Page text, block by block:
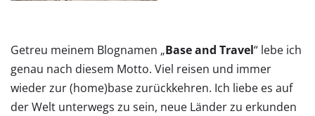
Getreu meinem Blognamen „Base and Travel“ lebe ich
genau nach diesem Motto. Viel reisen und immer
wieder zur (home)base zurückkehren. Ich liebe es auf
der Welt unterwegs zu sein, neue Länder zu erkunden